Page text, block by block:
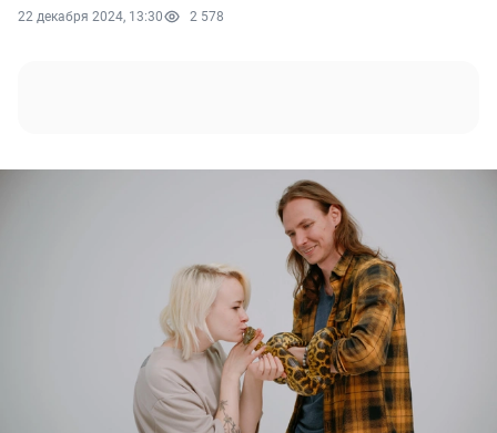
22 декабря 2024, 13:30 2 578